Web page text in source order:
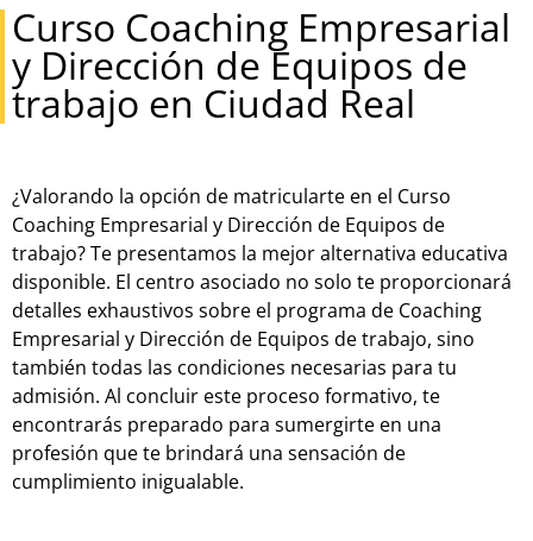
Curso Coaching Empresarial
y Dirección de Equipos de
trabajo en Ciudad Real
¿Valorando la opción de matricularte en el Curso
Coaching Empresarial y Dirección de Equipos de
trabajo? Te presentamos la mejor alternativa educativa
disponible. El centro asociado no solo te proporcionará
detalles exhaustivos sobre el programa de Coaching
Empresarial y Dirección de Equipos de trabajo, sino
también todas las condiciones necesarias para tu
admisión. Al concluir este proceso formativo, te
encontrarás preparado para sumergirte en una
profesión que te brindará una sensación de
cumplimiento inigualable.